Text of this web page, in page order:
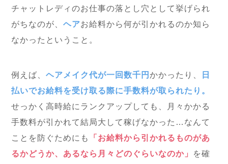
チャットレディのお仕事の落とし穴として挙げられ
がちなのが、ヘアお給料から何が引かれるのか知ら
なかったということ。
例えば、ヘアメイク代が一回数千円かかったり、
日
払いでお給料を受け取る際に手数料が取られたり。
せっかく高時給にランクアップしても、月々かかる
手数料が引かれて結局大して稼げなかった…なんて
ことを防ぐためにも
「お給料から引かれるものがあ
るかどうか、あるなら月々どのぐらいなのか」 を確